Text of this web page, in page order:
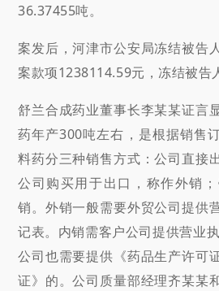
36.37455吨。
案发后，河津市公安局冻结被告
案款项1238114.59元，冻结被告
舒兰合成药业董事长李某某证言
药年产300吨左右，是根据销售
料药分三种销售方式：公司直接
公司购买用于出口，称作外销
销。外销一般需要外贸公司提供
记表。内销需客户公司提供营业
公司也需要提供《药品生产许可
证》的。公司质量部经理齐某某